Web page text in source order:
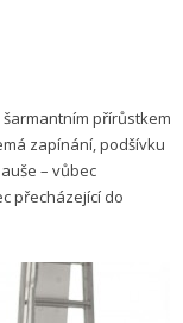
přírůstkem
zapínání, podšívku
– vůbec
přecházející do